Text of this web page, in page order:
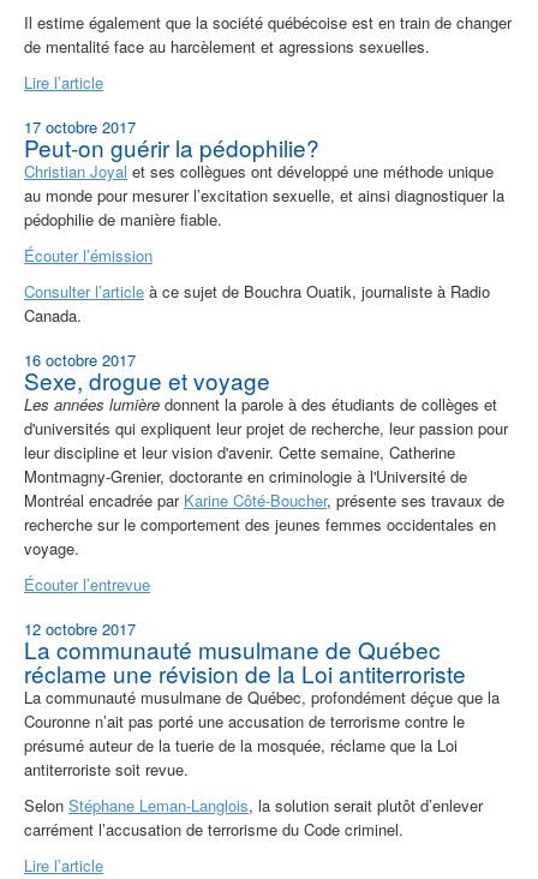
Il estime également que la société québécoise est en train de changer
de mentalité face au harcèlement et agressions sexuelles.
Lire l’article
17 octobre 2017
Peut-on guérir la pédophilie?
Christian Joyal et ses collègues ont développé une méthode unique
au monde pour mesurer l’excitation sexuelle, et ainsi diagnostiquer la
pédophilie de manière fiable.
Écouter l’émission
Consulter l’article à ce sujet de Bouchra Ouatik, journaliste à Radio
Canada.
16 octobre 2017
Sexe, drogue et voyage
Les années lumière donnent la parole à des étudiants de collèges et
d'universités qui expliquent leur projet de recherche, leur passion pour
leur discipline et leur vision d'avenir. Cette semaine, Catherine
Montmagny-Grenier, doctorante en criminologie à l'Université de
Montréal encadrée par Karine Côté-Boucher, présente ses travaux de
recherche sur le comportement des jeunes femmes occidentales en
voyage.
Écouter l’entrevue
12 octobre 2017
La communauté musulmane de Québec
réclame une révision de la Loi antiterroriste
La communauté musulmane de Québec, profondément déçue que la
Couronne n’ait pas porté une accusation de terrorisme contre le
présumé auteur de la tuerie de la mosquée, réclame que la Loi
antiterroriste soit revue.
Selon Stéphane Leman-Langlois, la solution serait plutôt d’enlever
carrément l’accusation de terrorisme du Code criminel.
Lire l’article